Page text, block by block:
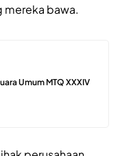
mereka bawa.
Umum MTQ XXXIV